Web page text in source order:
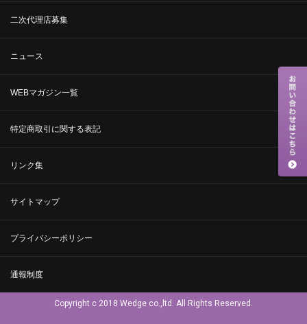
二次代理店募集
ニュース
WEBマガジン一覧
特定商取引に関する表記
リンク集
サイトマップ
プライバシーポリシー
通報制度
Copyright c 2018 Wedge co.,ltd. All Rights Reserved.